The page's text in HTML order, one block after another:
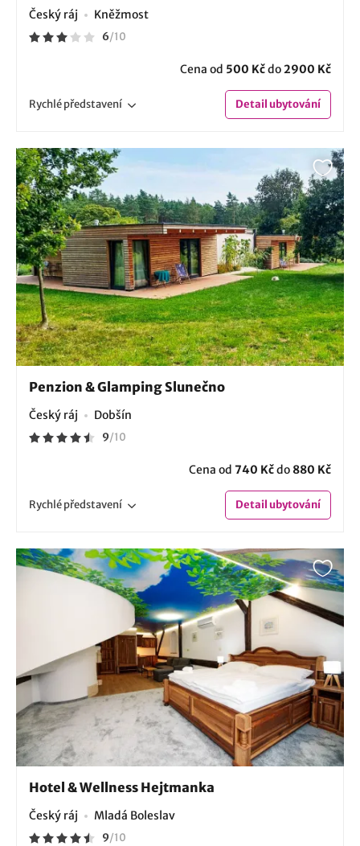
Český ráj Kněžmost
6/10
Cena od 500 Kčdo2900 Kč
Rychlépředstavení Detailubytování
Penzion & Glamping Slunečno
Český ráj Dobšín
9/10
Cena od 740 Kčdo 880 Kč
Rychlépředstavení Detailubytování
Hotel & Wellness Hejtmanka
Český ráj Mladá Boleslav
9/10